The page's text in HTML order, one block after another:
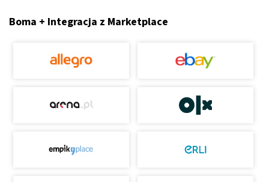
Boma + Integracja z Marketplace